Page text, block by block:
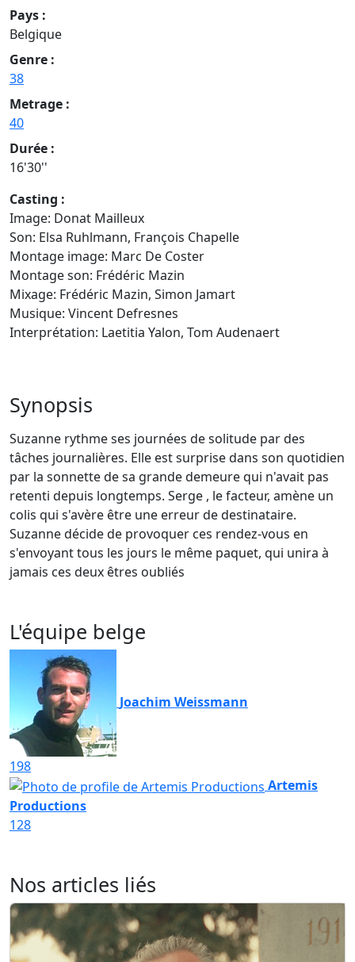
Pays :
Belgique
Genre :
38
Metrage :
40
Durée :
16'30''
Casting :
Image: Donat Mailleux
Son: Elsa Ruhlmann, François Chapelle
Montage image: Marc De Coster
Montage son: Frédéric Mazin
Mixage: Frédéric Mazin, Simon Jamart
Musique: Vincent Defresnes
Interprétation: Laetitia Yalon, Tom Audenaert
Synopsis
Suzanne rythme ses journées de solitude par des
tâches journalières. Elle est surprise dans son quotidien
par la sonnette de sa grande demeure qui n'avait pas
retenti depuis longtemps. Serge , le facteur, amène un
colis qui s'avère être une erreur de destinataire.
Suzanne décide de provoquer ces rendez-vous en
s'envoyant tous les jours le même paquet, qui unira à
jamais ces deux êtres oubliés
L'équipe belge
Joachim Weissmann
198
Artemis
Productions
128
Nos articles liés